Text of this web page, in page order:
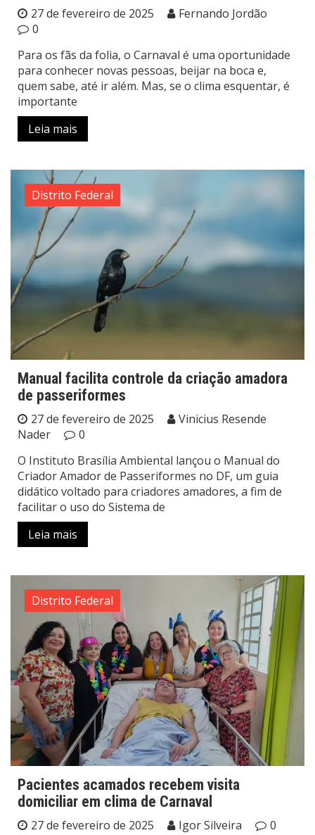
27 de fevereiro de 2025
Fernando Jordão
0
Para os fãs da folia, o Carnaval é uma oportunidade
para conhecer novas pessoas, beijar na boca e,
quem sabe, até ir além. Mas, se o clima esquentar, é
importante
Leia mais
Distrito Federal
Manual facilita controle da criação amadora
de passeriformes
27 de fevereiro de 2025
Vinicius Resende
Nader
0
O Instituto Brasília Ambiental lançou o Manual do
Criador Amador de Passeriformes no DF, um guia
didático voltado para criadores amadores, a fim de
facilitar o uso do Sistema de
Leia mais
Distrito Federal
Pacientes acamados recebem visita
domiciliar em clima de Carnaval
27 de fevereiro de 2025 Igor Silveira 0